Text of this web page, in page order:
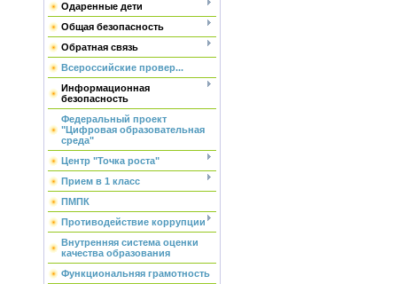
Одаренные дети
Общая безопасность
Обратная связь
Всероссийские провер...
Информационная
безопасность
Федеральный проект
"Цифровая образовательная
среда"
Центр "Точка роста"
Прием в 1 класс
ПМПК
Противодействие коррупции
Внутренняя система оценки
качества образования
Функциональняя грамотность